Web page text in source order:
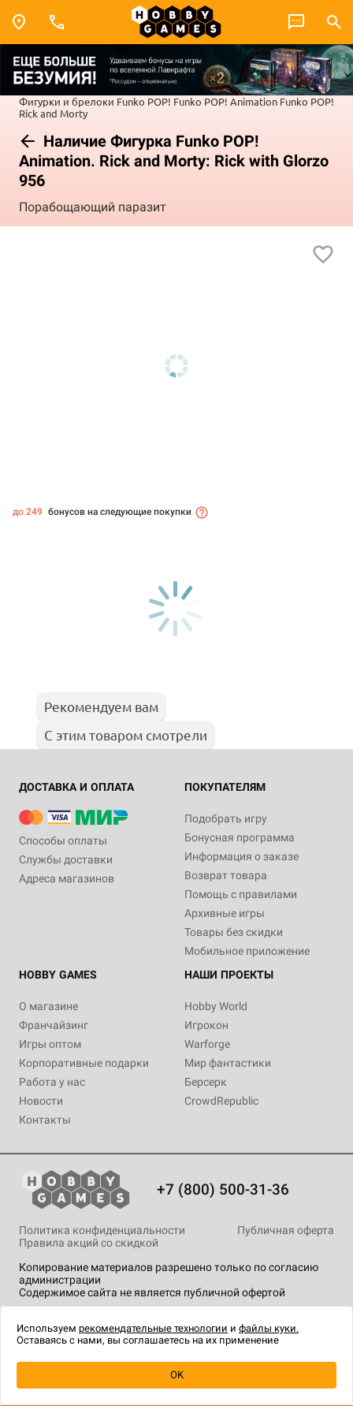
Фигурки и брелоки Funko POP! Funko POP! Animation Funko POP!
Rick and Morty
Наличие Фигурка Funko POP!
Animation. Rick and Morty: Rick with Glorzo
956
Порабощающий паразит
Купить| 2 490 ₽
до 249 бонусов на следующие покупки
Рекомендуем вам
С этим товаром смотрели
ДОСТАВКА И ОПЛАТА
Способы оплаты
Службы доставки
Адреса магазинов
ПОКУПАТЕЛЯМ
Подобрать игру
Бонусная программа
Информация о заказе
Возврат товара
Помощь с правилами
Архивные игры
Товары без скидки
Мобильное приложение
HOBBY GAMES
О магазине
Франчайзинг
Игры оптом
Корпоративные подарки
Работа у нас
Новости
Контакты
НАШИ ПРОЕКТЫ
Hobby World
Игрокон
Warforge
Мир фантастики
Берсерк
CrowdRepublic
+7 (800) 500-31-36
Копирование материалов разрешено только по согласию
администрации
Содержимое сайта не является публичной офертой
Политика конфиденциальности
Публичная оферта
Правила акций со скидкой
технологии.
Используем рекомендательные технологии и файлы куки.
Оставаясь с нами, вы соглашаетесь на их применение
OK